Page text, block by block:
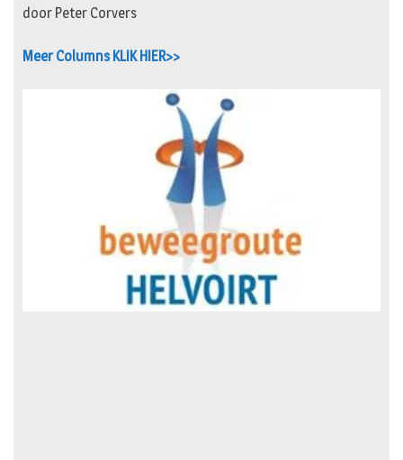
door Peter Corvers
Meer Columns KLIK HIER>>